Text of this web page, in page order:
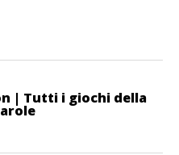
| Tutti i giochi della